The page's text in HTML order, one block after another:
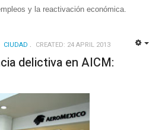
y la reactivación económica.
CIUDAD CREATED: 24 APRIL 2013
delictiva en AICM: